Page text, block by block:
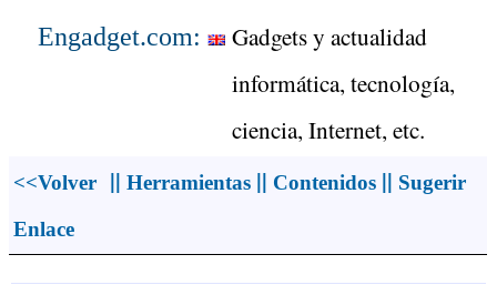
Engadget.com:
Gadgets y actualidad
informática, tecnología,
ciencia, Internet, etc.
<<Volver || Herramientas || Contenidos || Sugerir
Enlace